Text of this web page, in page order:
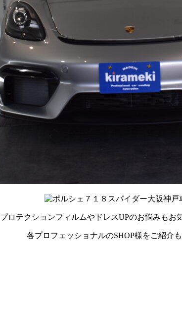
プロテクションフィルムやドレスUPのお悩みもお
各プロフェッショナルのSHOP様をご紹介